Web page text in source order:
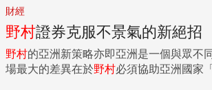
財經
野村證券克服不景氣的新絕招
野村的亞洲新策略亦即亞洲是一個與眾不
場最大的差異在於野村必須協助亞洲國家